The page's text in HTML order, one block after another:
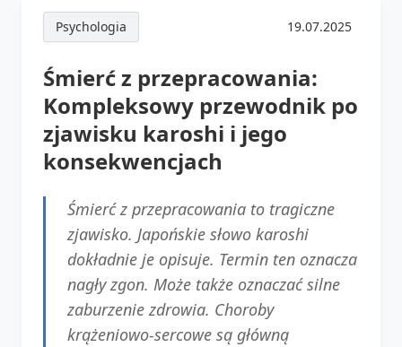
Psychologia 19.07.2025
Śmierć z przepracowania:
Kompleksowy przewodnik po
zjawisku karoshi i jego
konsekwencjach
Śmierć z przepracowania to tragiczne
zjawisko. Japońskie słowo karoshi
dokładnie je opisuje. Termin ten oznacza
nagły zgon. Może także oznaczać silne
zaburzenie zdrowia. Choroby
krążeniowo-sercowe są główną